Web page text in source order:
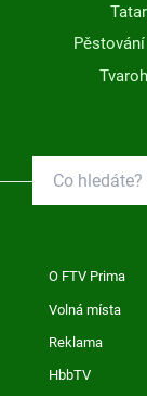
O FTV Prima
Volná místa
Reklama
HbbTV